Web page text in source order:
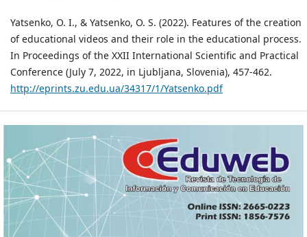
Yatsenko, O. I., & Yatsenko, O. S. (2022). Features of the creation
of educational videos and their role in the educational process.
In Proceedings of the XXII International Scientific and Practical
Conference (July 7, 2022, in Ljubljana, Slovenia), 457-462.
http://eprints.zu.edu.ua/34317/1/Yatsenko.pdf